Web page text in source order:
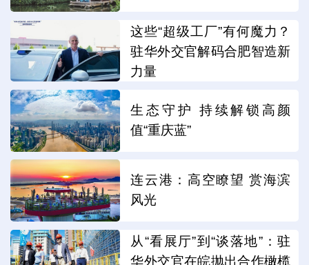
这些“超级工厂”有何魔力？
驻华外交官解码合肥智造新
力量
生态守护 持续解锁高颜
值“重庆蓝”
连云港：高空瞭望 赏海滨
风光
从“看展厅”到“谈落地”：驻
华外交官在皖抛出合作橄榄